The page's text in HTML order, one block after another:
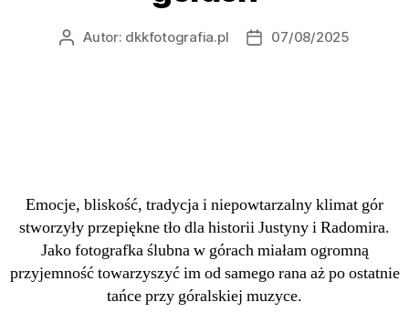
Autor: dkkfotografia.pl 07/08/2025
Emocje, bliskość, tradycja i niepowtarzalny klimat gór
stworzyły przepiękne tło dla historii Justyny i Radomira.
Jako fotografka ślubna w górach miałam ogromną
przyjemność towarzyszyć im od samego rana aż po ostatnie
tańce przy góralskiej muzyce.